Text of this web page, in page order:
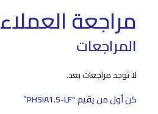
مراجعة العملاء
المراجعات
لا توجد مراجعات بعد.
كن أول من يقيم “PHSIA1.5-LF”